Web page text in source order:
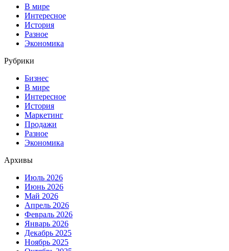
В мире
Интересное
История
Разное
Экономика
Рубрики
Бизнес
В мире
Интересное
История
Маркетинг
Продажи
Разное
Экономика
Архивы
Июль 2026
Июнь 2026
Май 2026
Апрель 2026
Февраль 2026
Январь 2026
Декабрь 2025
Ноябрь 2025